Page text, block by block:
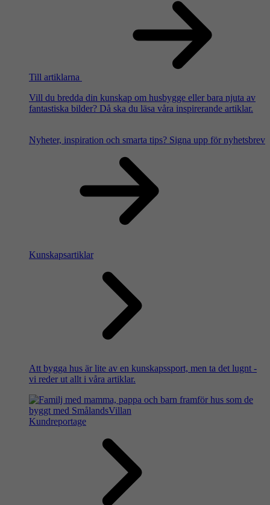
Till artiklarna
Vill du bredda din kunskap om husbygge eller bara njuta av
fantastiska bilder? Då ska du läsa våra inspirerande artiklar.
Nyheter, inspiration och smarta tips? Signa upp för nyhetsbrev
Kunskapsartiklar
Att bygga hus är lite av en kunskapssport, men ta det lugnt -
vi reder ut allt i våra artiklar.
Kundreportage